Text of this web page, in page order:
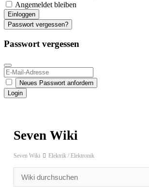
Angemeldet bleiben
Einloggen
Passwort vergessen?
Passwort vergessen
Neues Passwort anfordern
Login
Seven Wiki
Seven Wiki Elektrik / Elektronik